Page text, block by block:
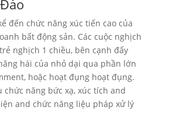
đến chức năng xúc tiến cao của
bất động sản. Các cuộc nghịch
nghịch 1 chiều, bên cạnh đấy
hái của nhỏ dại qua phần lớn
hoặc hoạt đụng hoạt đụng.
chức năng bức xạ, xúc tích and
and chức năng liệu pháp xử lý